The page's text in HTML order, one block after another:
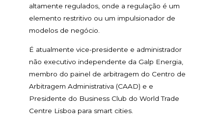
altamente regulados, onde a regulação é um
elemento restritivo ou um impulsionador de
modelos de negócio.
É atualmente vice-presidente e administrador
não executivo independente da Galp Energia,
membro do painel de arbitragem do Centro de
Arbitragem Administrativa (CAAD) e e
Presidente do Business Club do World Trade
Centre Lisboa para smart cities.